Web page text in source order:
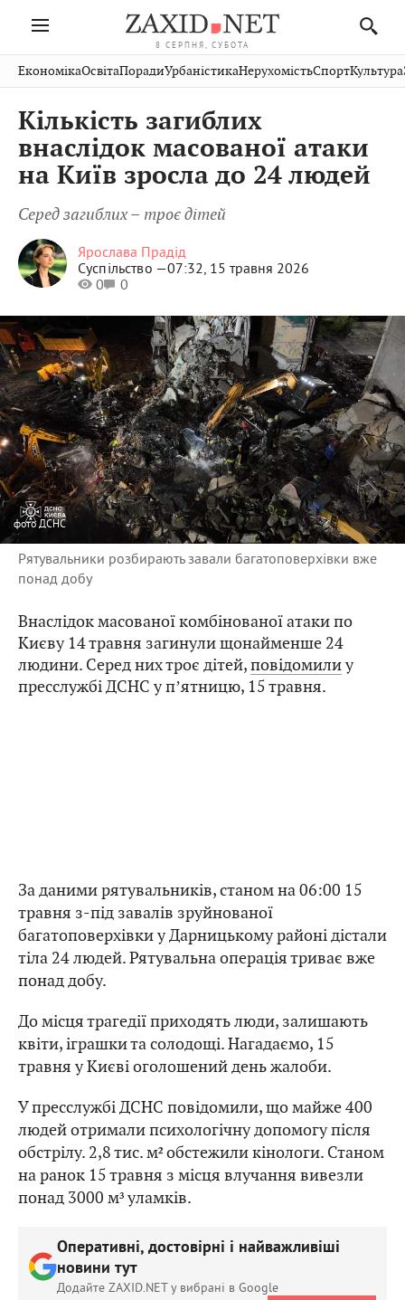
8 СЕРПНЯ, СУБОТА
Івано-
Франківськ
Тернопіль
Волинь
Закарпаття
Рівне
Чернівці
Шептицький
Стрий
Хмельницький
Публікації
Авто СловкоКультура
Кіно Дім
ФотоОсвітаНерухомість
Домашні
тварини
ЕкономікаОсвітаПорадиУрбаністикаНерухомістьСпортКультура
Кількість загиблих
внаслідок масованої атаки
на Київ зросла до 24 людей
Серед загиблих – троє дітей
Ярослава Прадід
Суспільство —07:32, 15 травня 2026
0
0
фотоДСНС
Рятувальники розбирають завали багатоповерхівки вже
понад добу
Внаслідок масованої комбінованої атаки по
Києву 14 травня загинули щонайменше 24
людини. Серед них троє дітей,повідомилиу
пресслужбі ДСНС у пʼятницю, 15 травня.
За даними рятувальників, станом на 06:00 15
травня з-під завалів зруйнованої
багатоповерхівки у Дарницькому районі дістали
тіла 24 людей. Рятувальна операція триває вже
понад добу.
До місця трагедії приходять люди, залишають
квіти, іграшки та солодощі. Нагадаємо, 15
травня у Києві оголошений день жалоби.
У пресслужбі ДСНС повідомили, що майже 400
людей отримали психологічну допомогу після
обстрілу. 2,8 тис. м² обстежили кінологи. Станом
на ранок 15 травня з місця влучання вивезли
понад 3000 м³ уламків.
Оперативні, достовірні і найважливіші
новини тут
Додайте ZAXID.NET у вибрані в Google